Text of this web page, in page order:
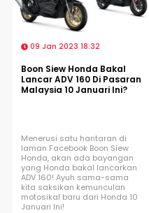
09 Jan 2023 18:32
Boon Siew Honda Bakal
Lancar ADV 160 Di Pasaran
Malaysia 10 Januari Ini?
Menerusi satu hantaran di
laman Facebook Boon Siew
Honda, akan ada bayangan
yang Honda bakal lancarkan
ADV 160! Ayuh sama-sama
kita saksikan kemunculan
motosikal baru dari Honda 10
Januari Ini!